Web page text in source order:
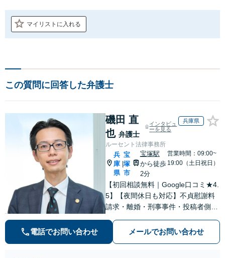
マイリストに入れる
この質問に回答した弁護士
磯田 直
也 弁護士
インタビュ
ーを見る
兵庫県
ルーセント法律事務所
兵
庫
県
宝
塚
市
宝塚駅
から徒歩
2分
営業時間：09:00~
19:00（土日祝日）
【初回相談無料｜Google口コミ★4.
5】【夜間休日も対応】不貞慰謝料
請求・離婚・刑事事件・投稿者側発
数。オーダーメイドのサービスで問
題解決や事業の推進を強力にサポー
電話でお問い合わせ メールでお問い合わせ